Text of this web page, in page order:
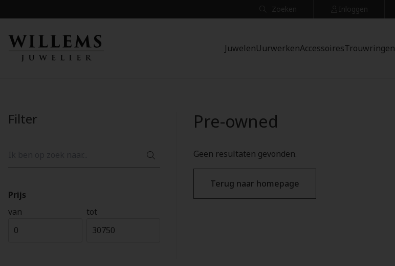
Zoeken Inloggen
JuwelenUurwerkenAccessoiresTrouwringen
Filter
Prijs
van
tot
Pre-owned
Geen resultaten gevonden.
Terug naar homepage